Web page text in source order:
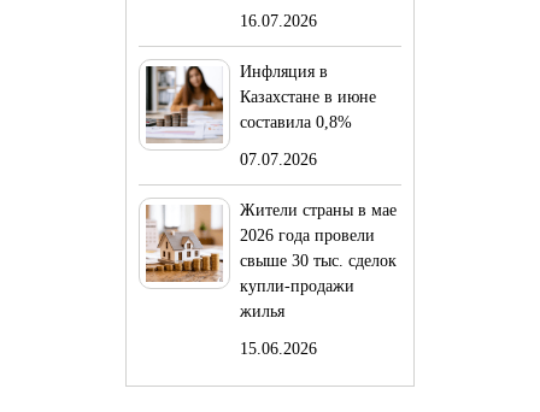
16.07.2026
Инфляция в
Казахстане в июне
составила 0,8%
07.07.2026
Жители страны в мае
2026 года провели
свыше 30 тыс. сделок
купли-продажи
жилья
15.06.2026